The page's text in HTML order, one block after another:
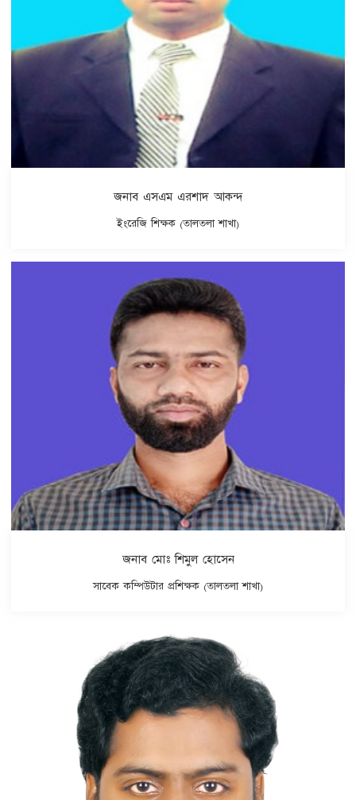
জনাব এসএম এরশাদ আকন্দ
ইংরেজি শিক্ষক (তালতলা শাখা)
জনাব মোঃ শিমুল হোসেন
সাবেক কম্পিউটার প্রশিক্ষক (তালতলা শাখা)